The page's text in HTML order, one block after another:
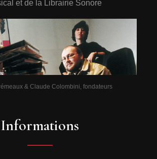
et de la Librairie Sonore
& Claude Colombini, fondateurs
Informations